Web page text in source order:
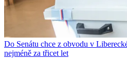
Do Senátu chce z obvodu v
nejméně za třicet let